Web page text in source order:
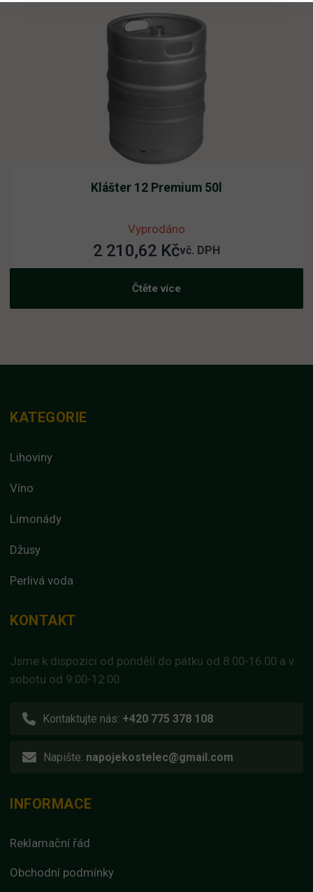
Klášter 12 Premium 50l
Vyprodáno
2 210,62 Kčvč. DPH
Čtěte více
KATEGORIE
Lihoviny
Víno
Limonády
Džusy
Perlivá voda
KONTAKT
Jsme k dispozici od pondělí do pátku od 8:00-16.00 a v
sobotu od 9:00-12:00
Kontaktujte nás: +420 775 378 108
Napište: napojekostelec@gmail.com
INFORMACE
Reklamační řád
Obchodní podmínky